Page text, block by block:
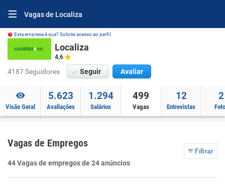
Vagas de Localiza
Esta empresa é sua? Solicite acesso ao perfil.
Localiza
4,6
4187 Seguidores Seguir Avaliar
Visão Geral
5.623
Avaliações
1.294
Salários
499
Vagas
12
Entrevistas
2
Vagas de Empregos
Filtrar
44 Vagas de empregos de 24 anúncios